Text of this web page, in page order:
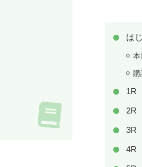
は
本
1R
2R
3R
4R